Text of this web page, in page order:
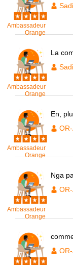
Ambassadeur
Orange
Ambassadeur
Orange
La
Ambassadeur
Orange
En,
Ambassadeur
Orange
Nga